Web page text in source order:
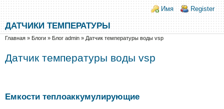
Перейти к основному содержанию
Skip to search
Login links
Имя Register
ДАТЧИКИ ТЕМПЕРАТУРЫ
Вы здесь
Главная » Блоги » Блог admin » Датчик температуры воды vsp
Датчик температуры воды vsp
Емкости теплоаккумулирующие